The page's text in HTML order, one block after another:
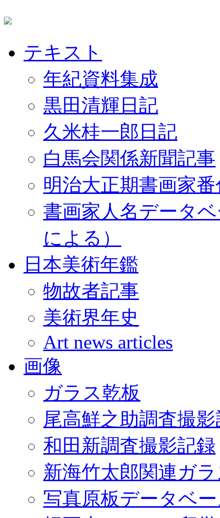
テキスト
年紀資料集成
黒田清輝日記
久米桂一郎日記
白馬会関係新聞記事
明治大正期書画家
書画家人名データ
による）
日本美術年鑑
物故者記事
美術界年史
Art news articles
画像
ガラス乾板
尾高鮮之助調査撮
和田新調査撮影記録
新海竹太郎関連ガ
写真原板データベ